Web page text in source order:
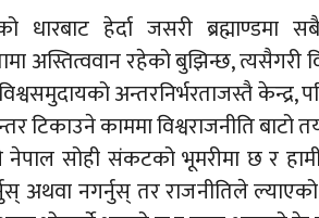
धारबाट हेर्दा जसरी
अस्तित्ववान रहेको बुझिन्छ,
अन्तरनिर्भरताजस्तै
टिकाउने काममा विश्वराजनीति
सोही संकटको भूमरीमा छ र
अथवा नगर्नुस् तर राजनीतिले